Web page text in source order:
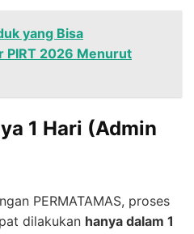
yang Bisa
PIRT 2026 Menurut
1 Hari (Admin
PERMATAMAS, proses
dilakukan hanya dalam 1